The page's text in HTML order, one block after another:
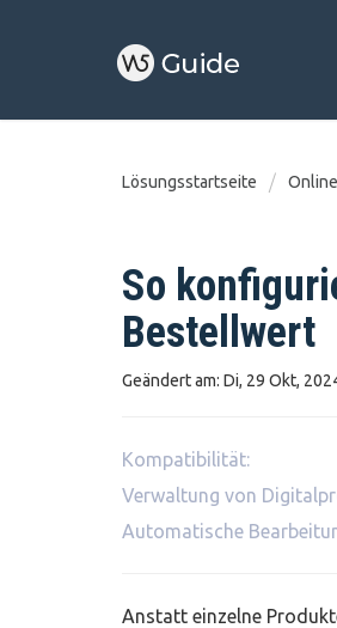
Lösungsstartseite
So
Bestellwert
Geändert am: Di, 29 Okt,
Kompatibilität:
Verwaltung von
Automatische
Anstatt einzelne